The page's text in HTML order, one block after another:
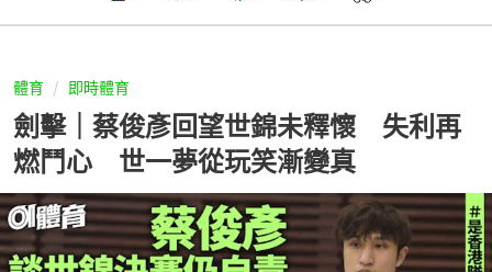
體育 即時體育
劍擊｜蔡俊彥回望世錦未釋懷 失利再
燃鬥心 世一夢從玩笑漸變真